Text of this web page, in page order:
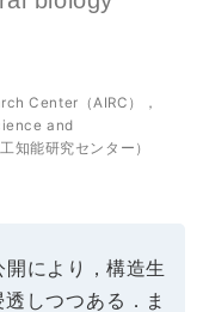
Center（AIRC），
and
知能研究センター）
により，構造生
しつつある．ま